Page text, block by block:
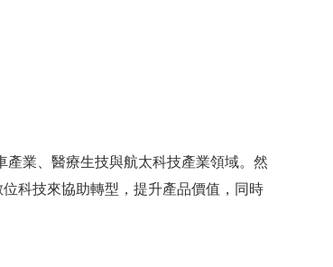
業、醫療生技與航太科技產業領域。然
科技來協助轉型，提升產品價值，同時